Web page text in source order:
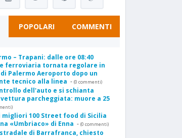
POPOLARI COMMENTI
– Trapani: dalle ore 08:40
ferroviaria tornata regolare in
Palermo Aeroporto dopo un
tecnico alla linea - (0 commenti)
dell'auto e si schianta
parcheggiata: muore a 25
migliori 100 Street food di Sicilia
«Umbriaco» di Enna - (0 commenti)
di Barrafranca, chiesto